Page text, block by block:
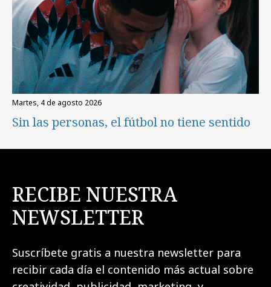
martes, 4 de agosto 2026
Sin las personas, el fútbol no tiene sentido
RECIBE NUESTRA
NEWSLETTER
Suscríbete gratis a nuestra newsletter para
recibir cada día el contenido más actual sobre